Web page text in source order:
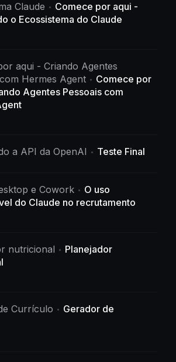
Claude
Comece por aqui -
o Ecossistema do Claude
aqui - Criando Agentes
Hermes Agent
Comece por
Agentes Pessoais com
a API da OpenAI Teste Final
e Cowork
O uso
do Claude no recrutamento
nutricional
Planejador
Currículo
Gerador de